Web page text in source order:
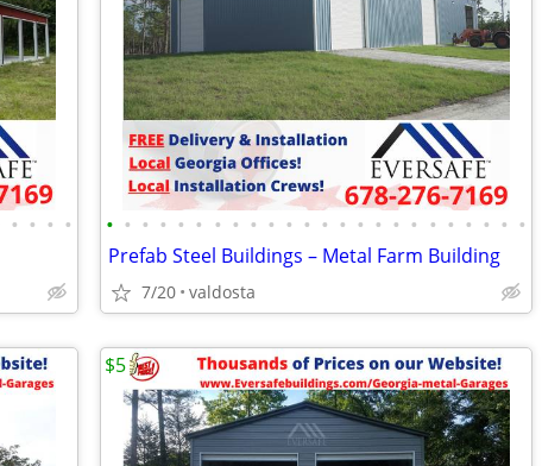
• • • • • • • • • • • • • • • • • • • • • • • • • • • •
Prefab Steel Buildings – Metal Farm Building
7/20 valdosta
$5